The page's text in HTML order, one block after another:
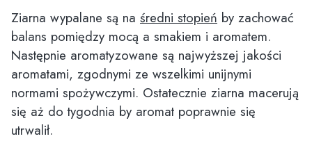
Ziarna wypalane są na średni stopień by zachować
balans pomiędzy mocą a smakiem i aromatem.
Następnie aromatyzowane są najwyższej jakości
aromatami, zgodnymi ze wszelkimi unijnymi
normami spożywczymi. Ostatecznie ziarna macerują
się aż do tygodnia by aromat poprawnie się
utrwalił.